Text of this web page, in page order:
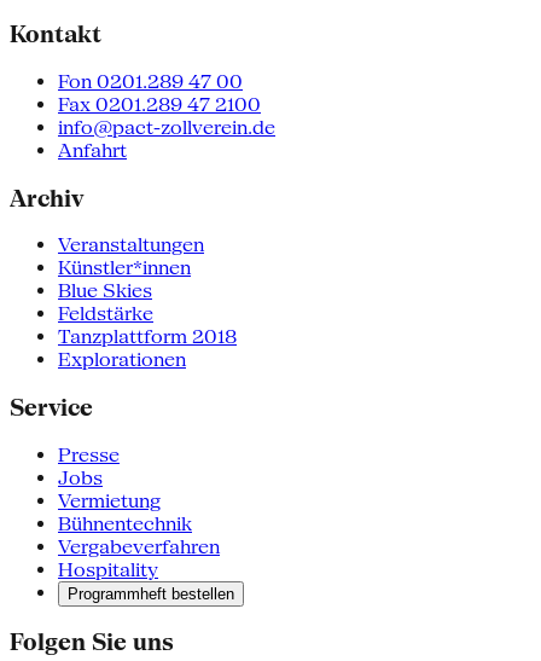
Kontakt
Fon 0201.289 47 00
Fax 0201.289 47 2100
info@pact-zollverein.de
Anfahrt
Archiv
Veranstaltungen
Künstler*innen
Blue Skies
Feldstärke
Tanzplattform 2018
Explorationen
Service
Presse
Jobs
Vermietung
Bühnentechnik
Vergabeverfahren
Hospitality
Programmheft bestellen
Folgen Sie uns